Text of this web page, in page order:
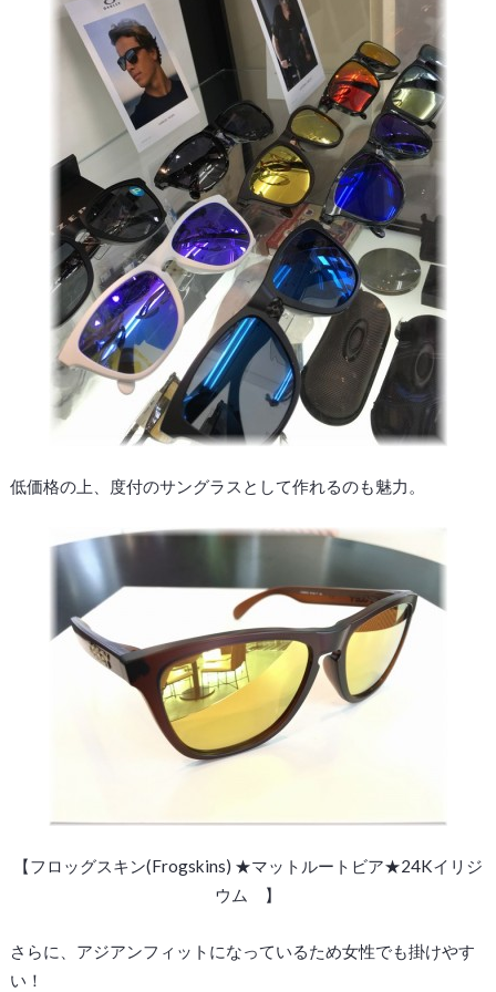
低価格の上、度付のサングラスとして作れるのも魅力。
【フロッグスキン(Frogskins) ★マットルートビア★24Kイリジ
ウム 】
さらに、アジアンフィットになっているため女性でも掛けやす
い！